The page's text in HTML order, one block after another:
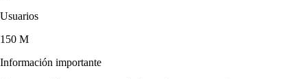
Usuarios
150 M
Información importante